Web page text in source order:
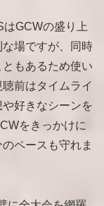
GCWの盛り上
場ですが、同時
もあるため使い
前はタイムライ
好きなシーンを
をきっかけに
ペースも守れま